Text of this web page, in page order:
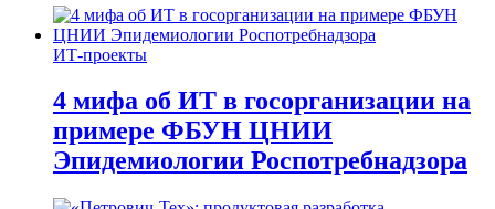
ИТ-проекты
4 мифа об ИТ в госорганизации на
примере ФБУН ЦНИИ
Эпидемиологии Роспотребнадзора